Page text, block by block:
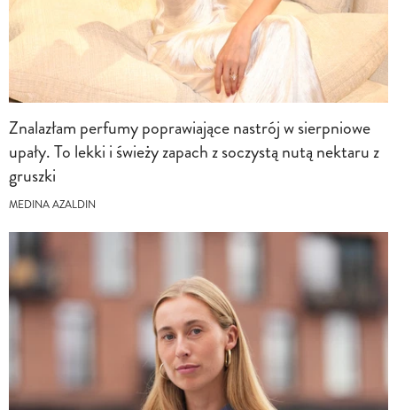
Znalazłam perfumy poprawiające nastrój w sierpniowe
upały. To lekki i świeży zapach z soczystą nutą nektaru z
gruszki
MEDINA AZALDIN